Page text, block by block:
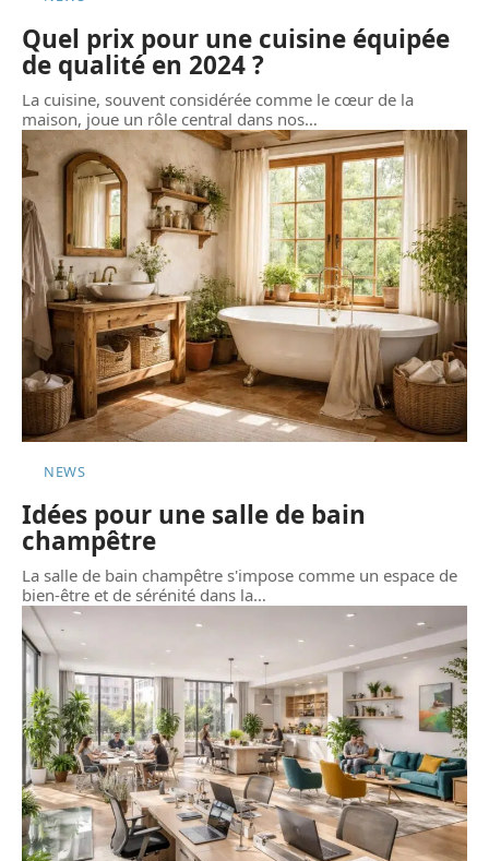
Quel prix pour une cuisine équipée
de qualité en 2024 ?
La cuisine, souvent considérée comme le cœur de la
maison, joue un rôle central dans nos…
NEWS
Idées pour une salle de bain
champêtre
La salle de bain champêtre s'impose comme un espace de
bien-être et de sérénité dans la…